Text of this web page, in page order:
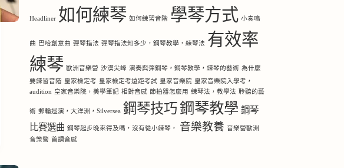
Headliner 如何練琴 如何練習音階 學琴方式 小奏鳴
曲 巴哈創意曲 彈琴指法 彈琴指法知多少，鋼琴教學，練琴法 有效率
練琴 歐洲音樂營 沙漠尖峰 演奏與彈鋼琴，鋼琴教學，練琴的藝術 為什麼
要練習音階 皇家檢定考 皇家檢定考遠距考試 皇家音樂院 皇家音樂院入學考，
audition 皇家音樂院，美學筆記 相對音感 節拍器怎麼用 練琴法，教學法 聆聽的藝
術 郵輪巡演，大洋洲，Silversea 鋼琴技巧鋼琴教學 鋼琴
比賽選曲 鋼琴起步晚來得及嗎，沒有從小練琴， 音樂教養 音樂營歐洲
音樂營 首調音感